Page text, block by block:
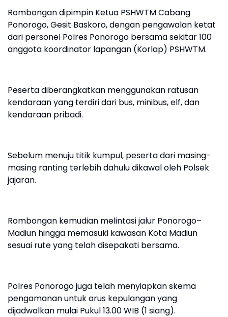
Rombongan dipimpin Ketua PSHWTM Cabang
Ponorogo, Gesit Baskoro, dengan pengawalan ketat
dari personel Polres Ponorogo bersama sekitar 100
anggota koordinator lapangan (Korlap) PSHWTM.
Peserta diberangkatkan menggunakan ratusan
kendaraan yang terdiri dari bus, minibus, elf, dan
kendaraan pribadi.
Sebelum menuju titik kumpul, peserta dari masing-
masing ranting terlebih dahulu dikawal oleh Polsek
jajaran.
Rombongan kemudian melintasi jalur Ponorogo–
Madiun hingga memasuki kawasan Kota Madiun
sesuai rute yang telah disepakati bersama.
Polres Ponorogo juga telah menyiapkan skema
pengamanan untuk arus kepulangan yang
dijadwalkan mulai Pukul 13.00 WIB (1 siang).